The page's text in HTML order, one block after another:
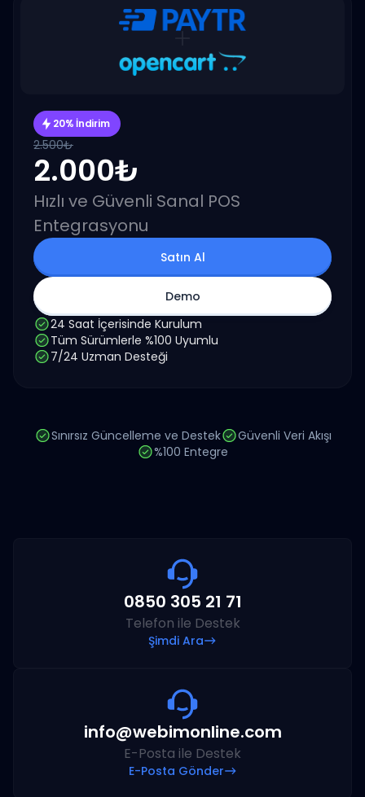
20% İndirim
2.500₺
2.000₺
Hızlı ve Güvenli Sanal POS
Entegrasyonu
Satın Al
Demo
24 Saat İçerisinde Kurulum
Tüm Sürümlerle %100 Uyumlu
7/24 Uzman Desteği
Sınırsız Güncelleme ve Destek
Güvenli Veri Akışı
%100 Entegre
0850 305 21 71
Telefon ile Destek
Şimdi Ara
info@webimonline.com
E-Posta ile Destek
E-Posta Gönder